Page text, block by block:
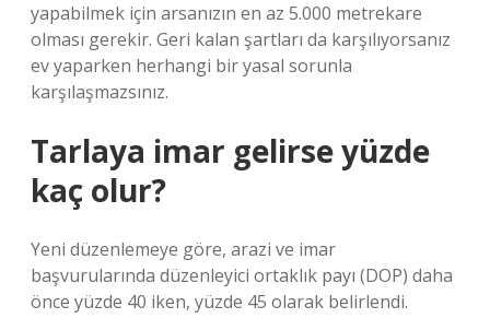
yapabilmek için arsanızın en az 5.000 metrekare
olması gerekir. Geri kalan şartları da karşılıyorsanız
ev yaparken herhangi bir yasal sorunla
karşılaşmazsınız.
Tarlaya imar gelirse yüzde
kaç olur?
Yeni düzenlemeye göre, arazi ve imar
başvurularında düzenleyici ortaklık payı (DOP) daha
önce yüzde 40 iken, yüzde 45 olarak belirlendi.